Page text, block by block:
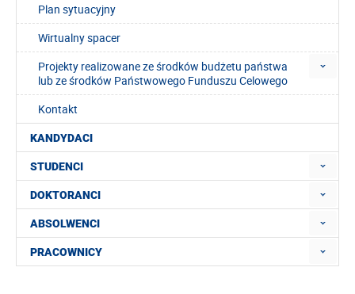
Plan sytuacyjny
Wirtualny spacer
Projekty realizowane ze środków budżetu państwa
lub ze środków Państwowego Funduszu Celowego
Kontakt
KANDYDACI
STUDENCI
DOKTORANCI
ABSOLWENCI
PRACOWNICY